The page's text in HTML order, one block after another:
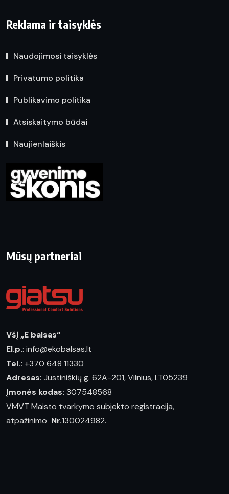
Reklama ir taisyklės
Naudojimosi taisyklės
Privatumo politika
Publikavimo politika
Atsiskaitymo būdai
Naujienlaiškis
Mūsų partneriai
VšĮ „E balsas“
El.p.: info@ekobalsas.lt
Tel.: +370 648 11330
Adresas: Justiniškių g. 62A-201, Vilnius, LT05239
Įmonės kodas: 307548568
VMVT Maisto tvarkymo subjekto registracija,
atpažinimo Nr.130024982.